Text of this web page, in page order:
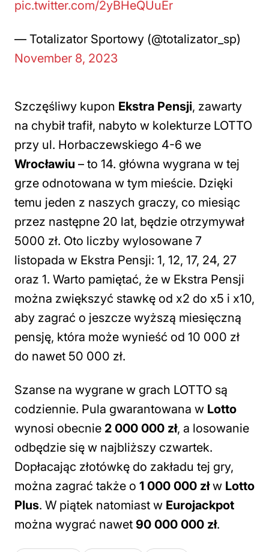
pic.twitter.com/2yBHeQUuEr
— Totalizator Sportowy (@totalizator_sp)
November 8, 2023
Szczęśliwy kupon Ekstra Pensji, zawarty
na chybił trafił, nabyto w kolekturze LOTTO
przy ul. Horbaczewskiego 4-6 we
Wrocławiu – to 14. główna wygrana w tej
grze odnotowana w tym mieście. Dzięki
temu jeden z naszych graczy, co miesiąc
przez następne 20 lat, będzie otrzymywał
5000 zł. Oto liczby wylosowane 7
listopada w Ekstra Pensji: 1, 12, 17, 24, 27
oraz 1. Warto pamiętać, że w Ekstra Pensji
można zwiększyć stawkę od x2 do x5 i x10,
aby zagrać o jeszcze wyższą miesięczną
pensję, która może wynieść od 10 000 zł
do nawet 50 000 zł.
Szanse na wygrane w grach LOTTO są
codziennie. Pula gwarantowana w Lotto
wynosi obecnie 2 000 000 zł, a losowanie
odbędzie się w najbliższy czwartek.
Dopłacając złotówkę do zakładu tej gry,
można zagrać także o 1 000 000 złw Lotto
Plus. W piątek natomiast w Eurojackpot
można wygrać nawet 90 000 000 zł.